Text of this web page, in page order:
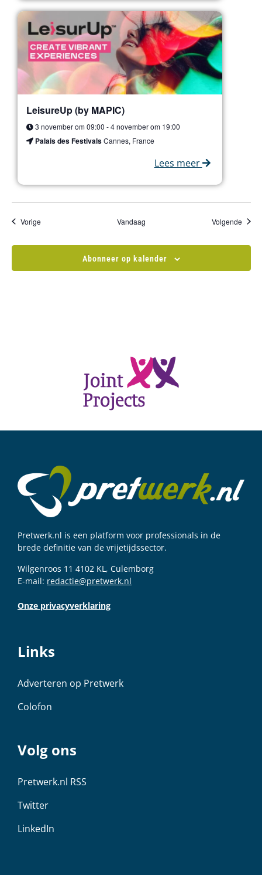
LeisureUp (by MAPIC)
3 november om 09:00 -4 november om 19:00
Palais des FestivalsCannes, France
Lees meer
VorigeEvenementen Vandaag Volgende
Abonneer op kalender
Pretwerk.nl is een platform voor professionals in de
brede definitie van de vrijetijdssector.
Wilgenroos 11 4102 KL, Culemborg
E-mail: redactie@pretwerk.nl
Onze privacyverklaring
Links
Adverteren op Pretwerk
Colofon
Volg ons
Pretwerk.nl RSS
Twitter
LinkedIn